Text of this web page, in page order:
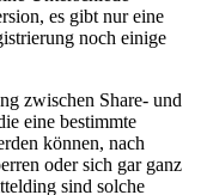
es gibt nur eine
noch einige
zwischen Share- und
eine bestimmte
können, nach
oder sich gar ganz
sind solche